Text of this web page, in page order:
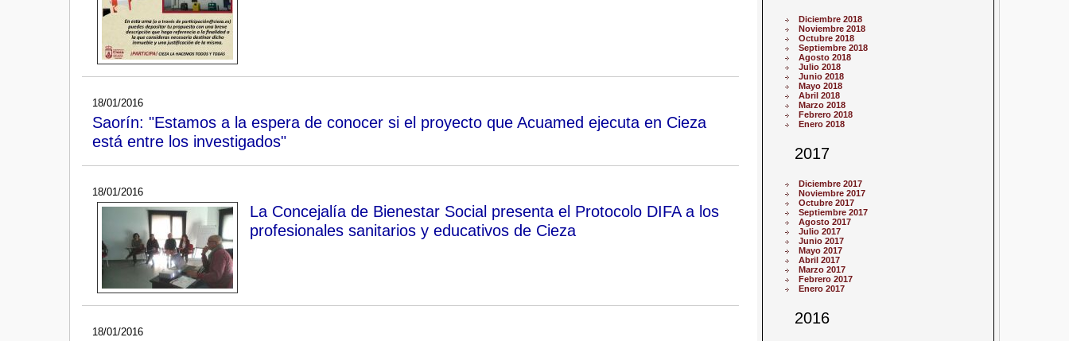
18/01/2016
Saorín: "Estamos a la espera de conocer si el proyecto que Acuamed ejecuta en Cieza
está entre los investigados"
18/01/2016
La Concejalía de Bienestar Social presenta el Protocolo DIFA a los
profesionales sanitarios y educativos de Cieza
18/01/2016
Diciembre 2018
Noviembre 2018
Octubre 2018
Septiembre 2018
Agosto 2018
Julio 2018
Junio 2018
Mayo 2018
Abril 2018
Marzo 2018
Febrero 2018
Enero 2018
2017
Diciembre 2017
Noviembre 2017
Octubre 2017
Septiembre 2017
Agosto 2017
Julio 2017
Junio 2017
Mayo 2017
Abril 2017
Marzo 2017
Febrero 2017
Enero 2017
2016